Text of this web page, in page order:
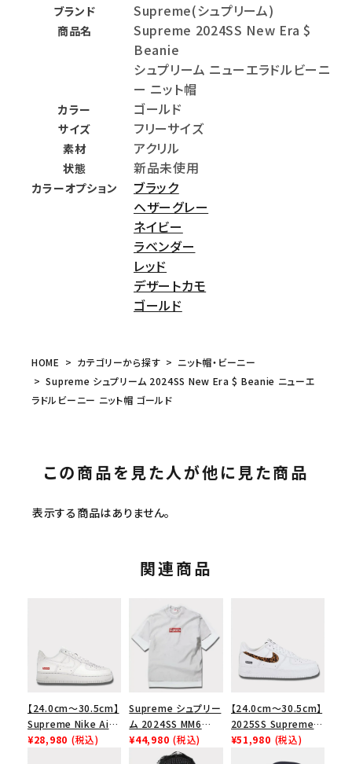
ブランド Supreme(シュプリーム)
商品名
Supreme 2024SS New Era $
Beanie
シュプリーム ニューエラドルビーニ
ー ニット帽
カラー ゴールド
サイズ フリーサイズ
素材 アクリル
状態 新品未使用
カラーオプション
ブラック
ヘザーグレー
ネイビー
ラベンダー
レッド
デザートカモ
ゴールド
HOME カテゴリーから探す
ニット帽・ビーニー
Supreme シュプリーム 2024SS New Era $ Beanie ニューエ
ラドルビーニー ニット帽 ゴールド
この商品を見た人が他に見た商品
表示する商品はありません。
関連商品
【24.0cm～30.5cm】
Supreme Nike Air
Force 1 Low シュプ
¥28,980 (税込)
Supreme シュプリー
ム 2024SS MM6
Maison Margiela
Box Logo Tee MM6
¥44,980 (税込)
【24.0cm～30.5cm】
2025SS Supreme
GOODENOUGH
¥51,980 (税込)